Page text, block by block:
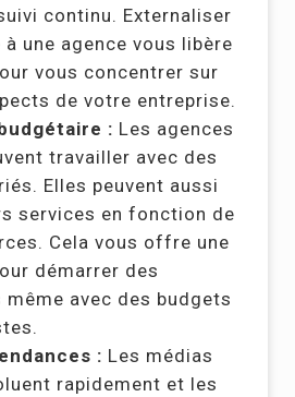
continu. Externaliser
une agence vous libère
vous concentrer sur
de votre entreprise.
: Les agences
travailler avec des
Elles peuvent aussi
services en fonction de
Cela vous offre une
démarrer des
même avec des budgets
: Les médias
rapidement et les